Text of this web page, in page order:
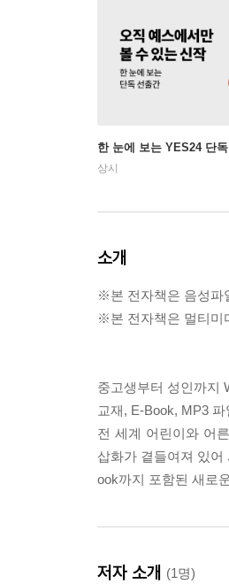
한 눈에 보는 YES24 단
상시
소개
※본 전자책은 음성파
※본 전자책은 멀티미
중고생부터 성인까지
교재, E-Book, MP3
전 세계 어린이와 어
삽화가 곁들여져 있
ook까지 포함된 새로
저자 소개 (1명)